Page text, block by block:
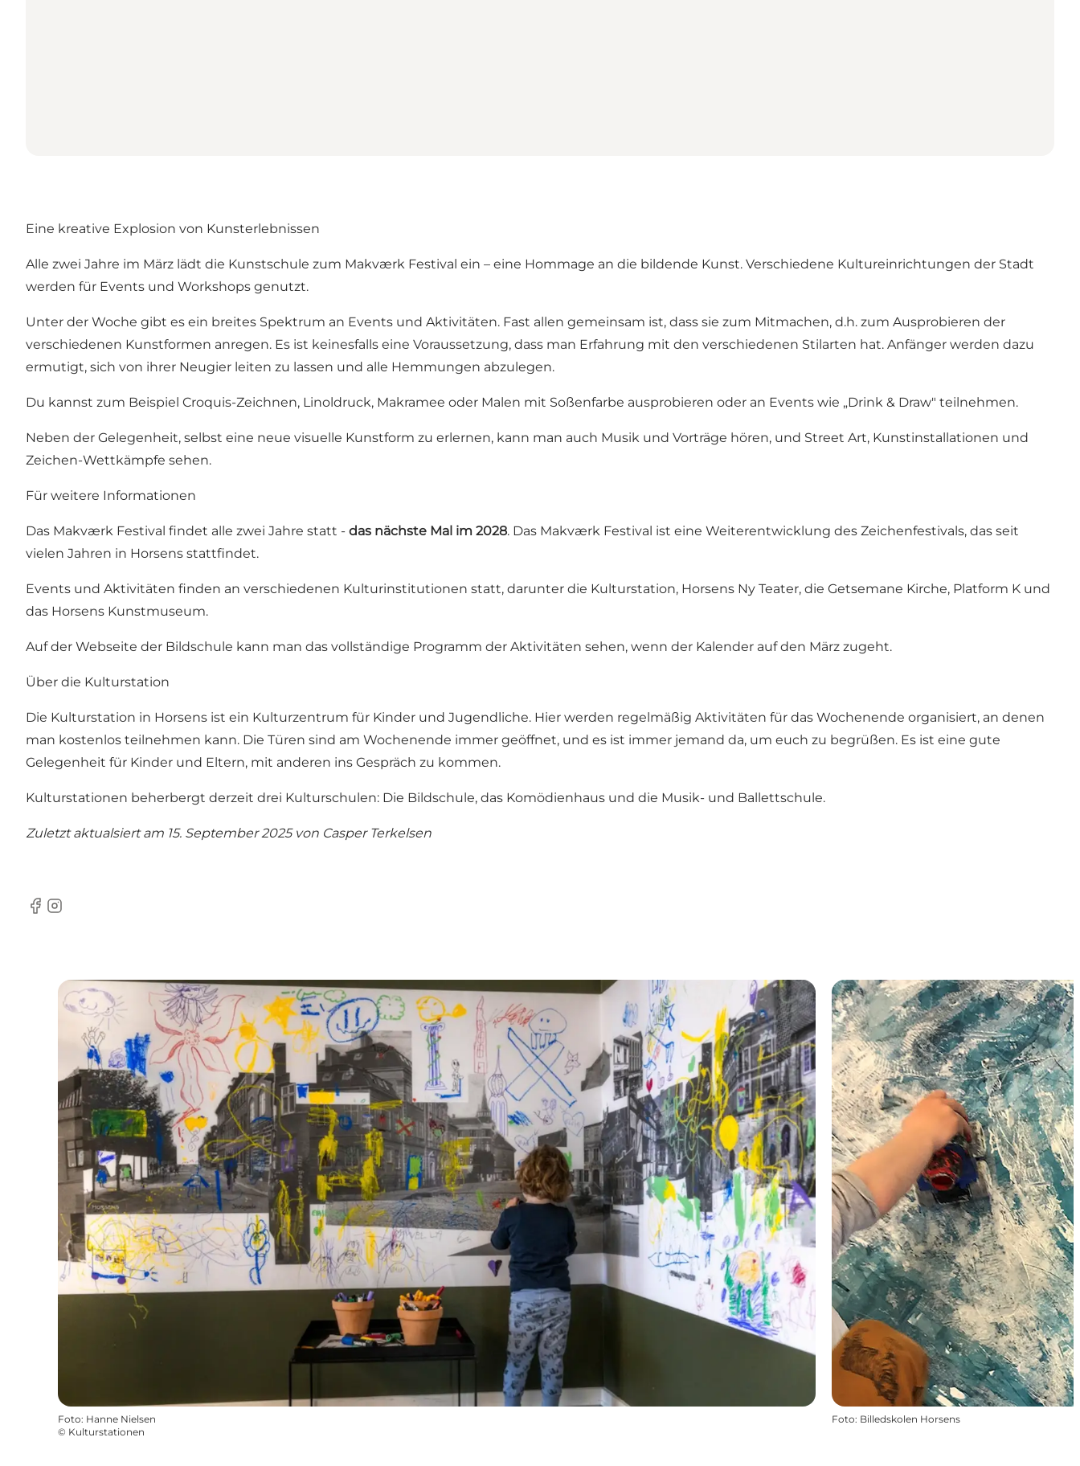
Eine kreative Explosion von Kunsterlebnissen
Alle zwei Jahre im März lädt die Kunstschule zum Makværk Festival ein – eine Hommage an die bildende Kunst. Verschiedene Kultureinrichtungen der Stadt
werden für Events und Workshops genutzt.
Unter der Woche gibt es ein breites Spektrum an Events und Aktivitäten. Fast allen gemeinsam ist, dass sie zum Mitmachen, d.h. zum Ausprobieren der
verschiedenen Kunstformen anregen. Es ist keinesfalls eine Voraussetzung, dass man Erfahrung mit den verschiedenen Stilarten hat. Anfänger werden dazu
ermutigt, sich von ihrer Neugier leiten zu lassen und alle Hemmungen abzulegen.
Du kannst zum Beispiel Croquis-Zeichnen, Linoldruck, Makramee oder Malen mit Soßenfarbe ausprobieren oder an Events wie „Drink & Draw" teilnehmen.
Neben der Gelegenheit, selbst eine neue visuelle Kunstform zu erlernen, kann man auch Musik und Vorträge hören, und Street Art, Kunstinstallationen und
Zeichen-Wettkämpfe sehen.
Für weitere Informationen
Das Makværk Festival findet alle zwei Jahre statt - das nächste Mal im 2028. Das Makværk Festival ist eine Weiterentwicklung des Zeichenfestivals, das seit
vielen Jahren in Horsens stattfindet.
Events und Aktivitäten finden an verschiedenen Kulturinstitutionen statt, darunter die Kulturstation, Horsens Ny Teater, die Getsemane Kirche, Platform K und
das Horsens Kunstmuseum.
Aufder Webseite der Bildschule kann man das vollständige Programm der Aktivitäten sehen, wenn der Kalender auf den März zugeht.
Über die Kulturstation
Die Kulturstation in Horsens ist ein Kulturzentrum für Kinder und Jugendliche. Hier werden regelmäßig Aktivitäten für das Wochenende organisiert, an denen
man kostenlos teilnehmen kann. Die Türen sind am Wochenende immer geöffnet, und es ist immer jemand da, um euch zu begrüßen. Es ist eine gute
Gelegenheit für Kinder und Eltern, mit anderen ins Gespräch zu kommen.
Kulturstationen beherbergt derzeit drei Kulturschulen: Die Bildschule, das Komödienhaus und die Musik- und Ballettschule.
Zuletzt aktualsiert am 15. September 2025 von Casper Terkelsen
Facebook
Instagram
Foto: Hanne Nielsen
© Kulturstationen
Foto: Billedskolen Horsens